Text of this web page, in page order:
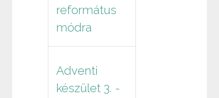
református
módra
Adventi
készület 3. -